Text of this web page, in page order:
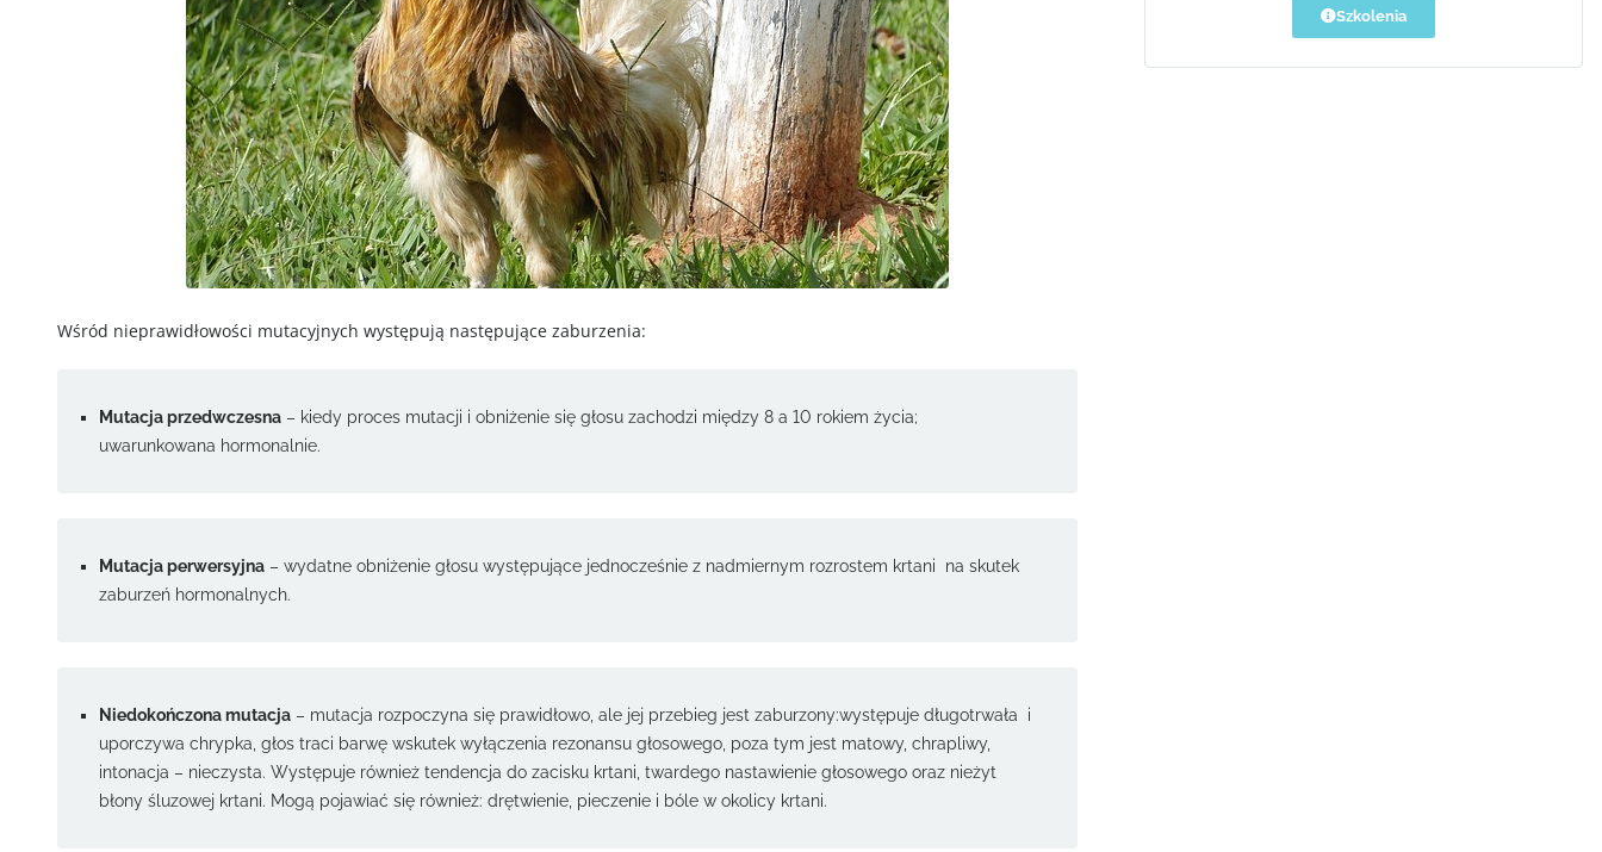
Wśród nieprawidłowości mutacyjnych występują następujące zaburzenia:
Mutacja przedwczesna – kiedy proces mutacji i obniżenie się głosu zachodzi między 8 a 10 rokiem życia;
uwarunkowana hormonalnie.
Mutacja perwersyjna – wydatne obniżenie głosu występujące jednocześnie z nadmiernym rozrostem krtani na skutek
zaburzeń hormonalnych.
Niedokończona mutacja – mutacja rozpoczyna się prawidłowo, ale jej przebieg jest zaburzony:występuje długotrwała i
uporczywa chrypka, głos traci barwę wskutek wyłączenia rezonansu głosowego, poza tym jest matowy, chrapliwy,
intonacja – nieczysta. Występuje również tendencja do zacisku krtani, twardego nastawienie głosowego oraz nieżyt
błony śluzowej krtani. Mogą pojawiać się również: drętwienie, pieczenie i bóle w okolicy krtani.
Szkolenia